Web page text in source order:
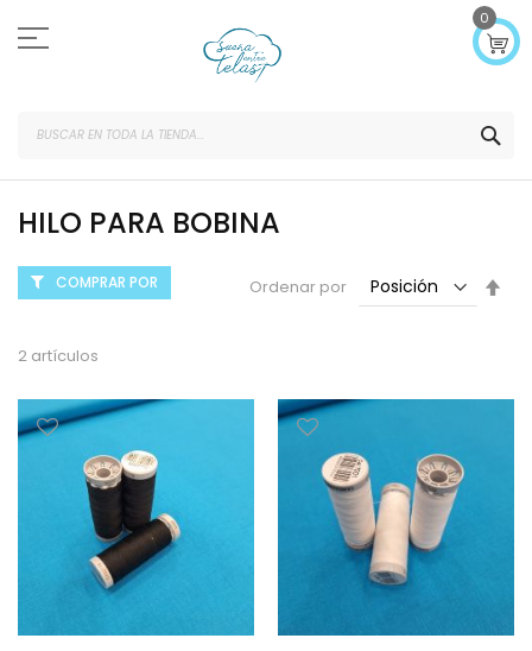
al
contenido
0
HILO PARA BOBINA
2 artículos
Ordenar por
COMPRAR POR